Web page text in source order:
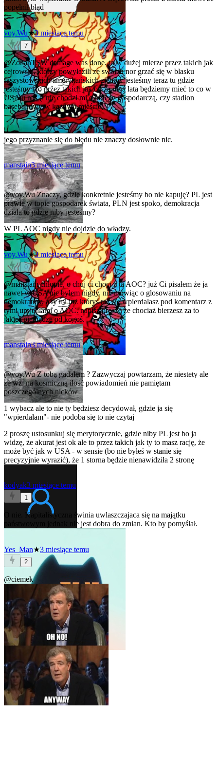
popełnił błąd
voy.Wu★3 miesiące temu
7
@ZohanTSWdamage was done. to w dużej mierze przez takich jak
cejrowski, którzy powyłazili ze swoich nor grzać się w blasku
faszystowskich amerykańskich zjebów jesteśmy teraz tu gdzie
jesteśmy i to przez takich jak on za dwa lata będziemy mieć to co w
USA u nas (i nie chodzi mi o potęgę gospodarczą, czy stadion
baseballowy w każdym mieście).
jego przyznanie się do błędu nie znaczy dosłownie nic.
manstain3 miesiące temu
0
@voy.WuZnaczy, gdzie konkretnie jesteśmy bo nie kapuję? PL jest
prawie w topie gospodarek świata, PLN jest spoko, demokracja
działa to gdzie niby jesteśmy?
W PL AOC nigdy nie dojdzie do władzy.
voy.Wu★3 miesiące temu
0
@manstainchłopie, o chuj ci choci z tą AOC? już Ci pisałem że ja
nawet w USA nie byłem nigdy, nie mówiąc o glosowaniu na
demokratów, a ty mi już któryś raz się wpierdalasz pod komentarz z
tymi urojeniami o AOC. napisz proszę że chociaż bierzesz za to
jakieś pieniądze od kogoś.
manstain3 miesiące temu
0
@voy.WuZ tobą gadałem ? Zazwyczaj powtarzam, że niestety ale
ze wz. na kosmiczną ilość powiadomień nie pamiętam
poszczególnych nicków
1 wybacz ale to nie ty będziesz decydował, gdzie ja się
"wpierdalam"- nie podoba się to nie czytaj
2 proszę ustosunkuj się merytorycznie, gdzie niby PL jest bo ja
widzę, że akurat jest ok ale to przez takich jak ty to masz rację, że
może być jak w USA - w sensie (bo nie byłeś w stanie się
precyzyjnie wyrazić), że 1 storna będzie nienawidziła 2 stronę
kodyak3 miesiące temu
1
O nie. Kapitalistyczna świnia uwlaszczajaca się na majątku
państwowym jednak nie jest dobra do zmian. Kto by pomyślał.
Yes_Man★3 miesiące temu
2
@ciemek